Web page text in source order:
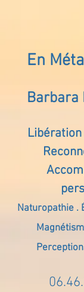
En
Barbara
Naturopathie .